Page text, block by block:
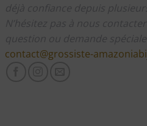
contact@grossiste-